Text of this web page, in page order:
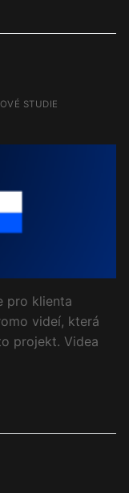
STUDIE
pro klienta
videí, která
projekt. Videa